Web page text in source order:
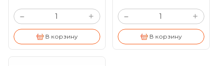
– +
В корзину
– +
В корзину